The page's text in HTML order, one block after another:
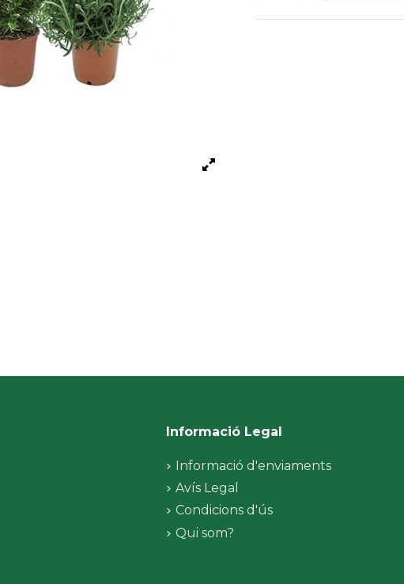
Informació Legal
Informació d'enviaments
Avís Legal
Condicions d'ús
Qui som?